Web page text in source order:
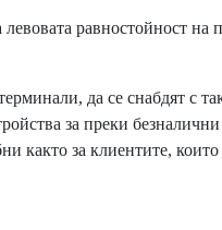
равностойност на
да се снабдят с
за преки
както за клиентите,